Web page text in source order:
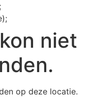
niet
op deze locatie.